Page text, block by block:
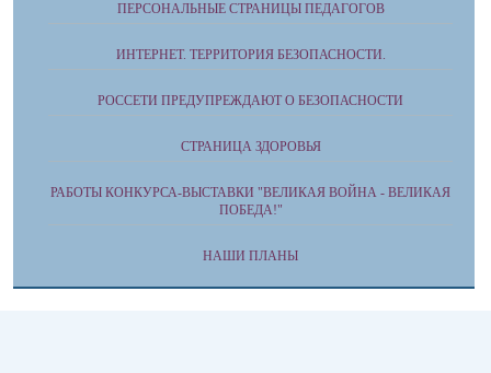
ПЕРСОНАЛЬНЫЕ СТРАНИЦЫ ПЕДАГОГОВ
ИНТЕРНЕТ. ТЕРРИТОРИЯ БЕЗОПАСНОСТИ.
РОССЕТИ ПРЕДУПРЕЖДАЮТ О БЕЗОПАСНОСТИ
СТРАНИЦА ЗДОРОВЬЯ
РАБОТЫ КОНКУРСА-ВЫСТАВКИ "ВЕЛИКАЯ ВОЙНА - ВЕЛИКАЯ
ПОБЕДА!"
НАШИ ПЛАНЫ